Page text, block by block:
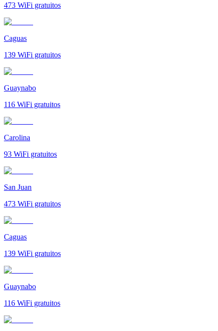
473 WiFi gratuitos
Caguas
139 WiFi gratuitos
Guaynabo
116 WiFi gratuitos
Carolina
93 WiFi gratuitos
San Juan
473 WiFi gratuitos
Caguas
139 WiFi gratuitos
Guaynabo
116 WiFi gratuitos